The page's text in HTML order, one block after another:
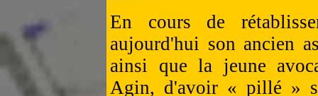
En cours de
aujourd'hui son ancien
ainsi que la jeune
Agin, d'avoir « pillé »